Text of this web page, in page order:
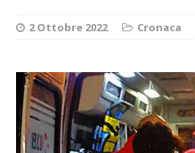
2 Ottobre 2022 Cronaca